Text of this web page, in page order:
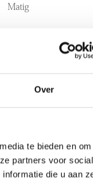
Over
te bieden en om
partners voor social
die u aan
according to
association
be arranged quickly
Matig